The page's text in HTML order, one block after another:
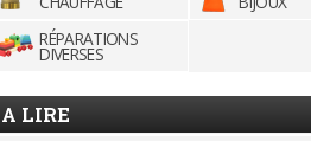
RÉPARATIONS
DIVERSES
A LIRE